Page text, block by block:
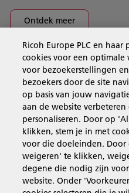
Ontdek meer
Business Solutions
Producten en
Support en contact
Inspiratie
Ricoh Europe PLC en
cookies voor een optimale
voor bezoekerstellingen
bezoekers door de site
op basis van jouw
aan de website
personaliseren. Door op
klikken, stem je in met
voor die doeleinden. Door
weigeren' te klikken,
degene die nodig zijn
website. Onder